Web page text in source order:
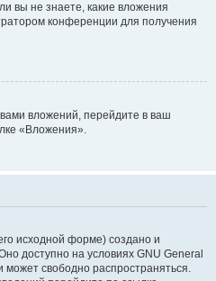
вы не знаете, какие вложения
конференции для получения
вложений, перейдите в ваш
«Вложения».
исходной форме) создано и
доступно на условиях GNU General
может свободно распространяться.